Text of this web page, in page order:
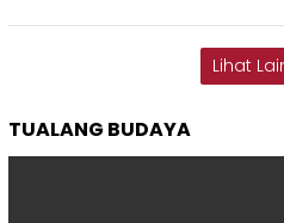
Lihat
TUALANG BUDAYA